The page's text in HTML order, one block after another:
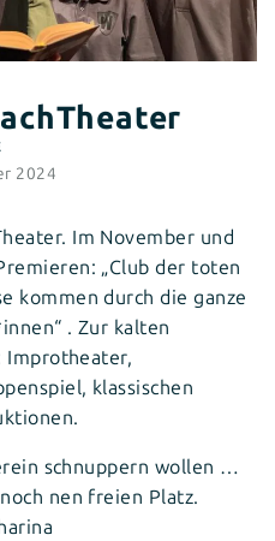
2024
Im November und
„Club der toten
kommen durch die ganze
. Zur kalten
Improtheater,
klassischen
schnuppern wollen …
nen freien Platz.